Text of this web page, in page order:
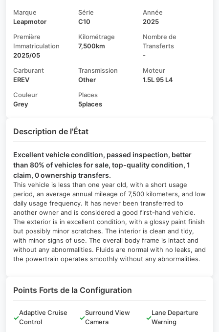
Marque
Leapmotor
Série
C10
Année
2025
Première
Immatriculation
2025/05
Kilométrage
7,500km
Nombre de
Transferts
-
Carburant
EREV
Transmission
Other
Moteur
1.5L 95 L4
Couleur
Grey
Places
5places
Description de l'État
Excellent vehicle condition, passed inspection, better
than 80% of vehicles for sale, top-quality condition, 1
claim, 0 ownership transfers.
This vehicle is less than one year old, with a short usage
period, an average annual mileage of 7,500 kilometers, and low
daily usage frequency. It has never been transferred to
another owner and is considered a good first-hand vehicle.
The exterior is in excellent condition, with a glossy paint finish
but possibly minor scratches. The interior is clean and tidy,
with minor signs of use. The overall body frame is intact and
without any abnormalities. Fluids are normal with no leaks, and
the powertrain operates smoothly without any abnormalities.
Points Forts de la Configuration
✓
Adaptive Cruise
Control
✓
Surround View
Camera
✓
Lane Departure
Warning